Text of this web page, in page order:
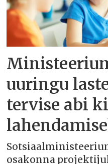
uuringu
tervise abi
osakonna